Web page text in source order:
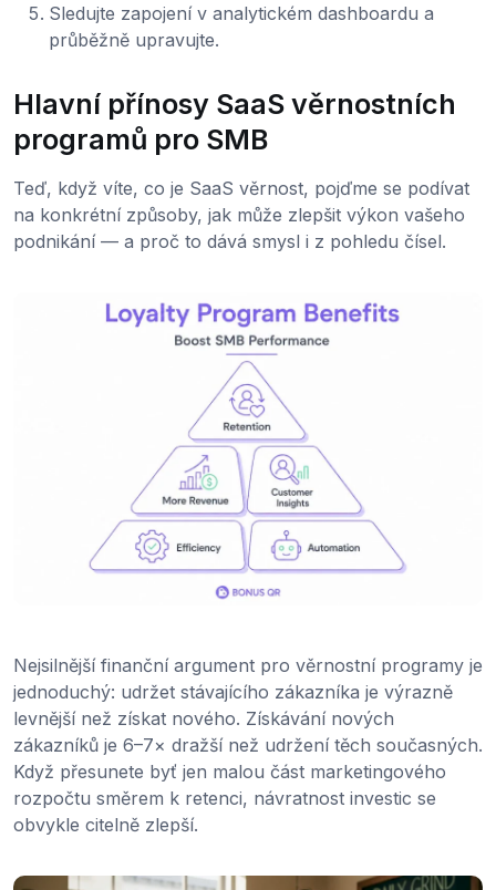
Sledujte zapojení v analytickém dashboardu a
průběžně upravujte.
Hlavní přínosy SaaS věrnostních
programů pro SMB
Teď, když víte, co je SaaS věrnost, pojďme se podívat
na konkrétní způsoby, jak může zlepšit výkon vašeho
podnikání — a proč to dává smysl i z pohledu čísel.
Nejsilnější finanční argument pro věrnostní programy je
jednoduchý: udržet stávajícího zákazníka je výrazně
levnější než získat nového. Získávání nových
zákazníků je 6–7× dražší než udržení těch současných.
Když přesunete byť jen malou část marketingového
rozpočtu směrem k retenci, návratnost investic se
obvykle citelně zlepší.